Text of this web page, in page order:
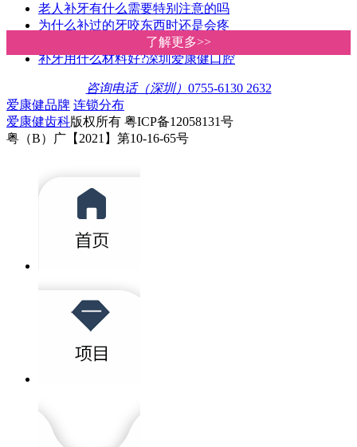
了解更多>>
了解更多>>
老人补牙有什么需要特别注意的吗
为什么补过的牙咬东西时还是会疼
蛀牙治疗方法有哪些?深圳爱康健口
补牙用什么材料好?深圳爱康健口腔
咨询电话（深圳） 0755-6130 2632
爱康健品牌 连锁分布
爱康健齿科版权所有 粤ICP备12058131号
粤（B）广【2021】第10-16-65号